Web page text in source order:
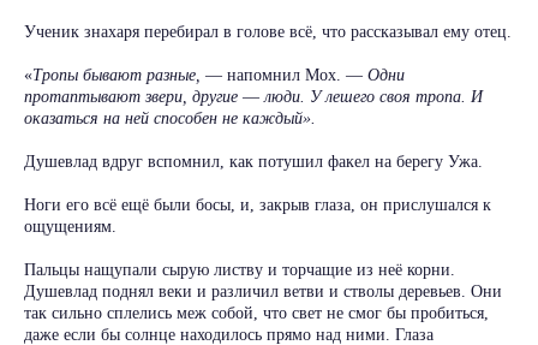
Ученик знахаря перебирал в голове всё, что рассказывал ему отец.
«Тропы бывают разные, — напомнил Мох. — Одни
протаптывают звери, другие —люди. У лешего своя тропа. И
оказаться на ней способен не каждый».
Душевлад вдруг вспомнил, как потушил факел на берегу Ужа.
Ноги его всё ещё были босы, и, закрыв глаза, он прислушался к
ощущениям.
Пальцы нащупали сырую листву и торчащие из неё корни.
Душевлад поднял веки и различил ветви и стволы деревьев. Они
так сильно сплелись меж собой, что свет не смог бы пробиться,
даже если бы солнце находилось прямо над ними. Глаза